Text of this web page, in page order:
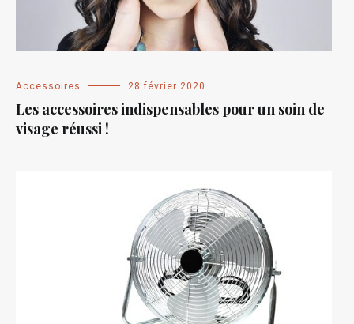
Accessoires 28 février 2020
Les accessoires indispensables pour un soin de
visage réussi !